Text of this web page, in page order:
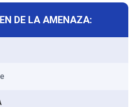
DE LA AMENAZA: